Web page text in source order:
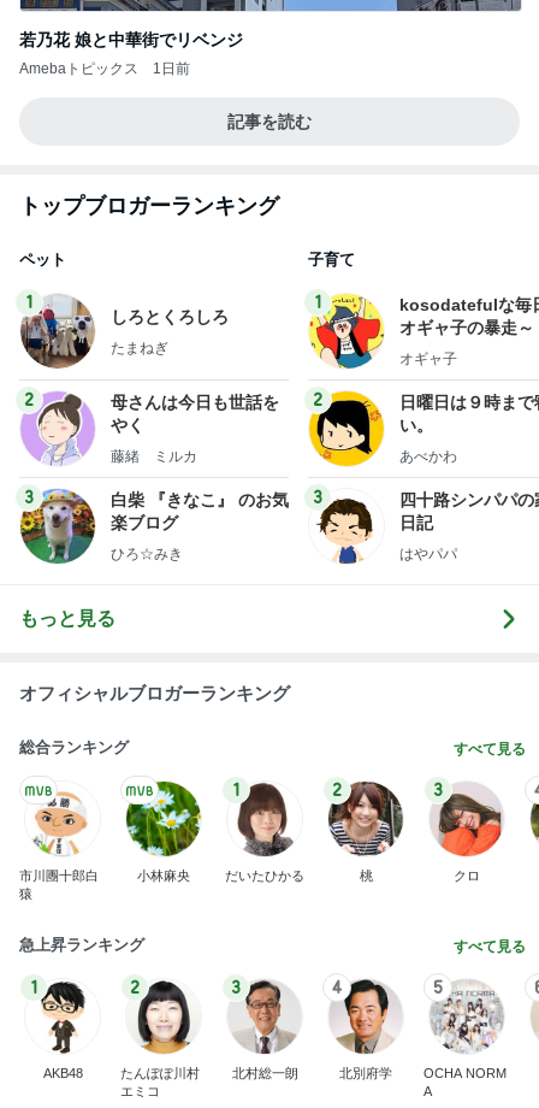
若乃花 娘と中華街でリベンジ
Amebaトピックス 1日前
記事を読む
トップブロガーランキング
ペット
1
しろとくろしろ
たまねぎ
2
母さんは今日も世話を
やく
藤緒 ミルカ
3
白柴 『きなこ』 のお気
楽ブログ
ひろ☆みき
子育て
1
kosodatefulな毎
オギャ子の暴走～
オギャ子
2
日曜日は９時まで
い。
あべかわ
3
四十路シンパパの
日記
はやパパ
もっと見る
オフィシャルブロガーランキング
総合ランキング すべて見る
市川團十郎白
猿
小林麻央
1
だいたひかる
2
桃
3
クロ
急上昇ランキング すべて見る
1
AKB48
2
たんぽぽ川村
エミコ
3
北村総一朗
4
北別府学
5
OCHA NORM
A